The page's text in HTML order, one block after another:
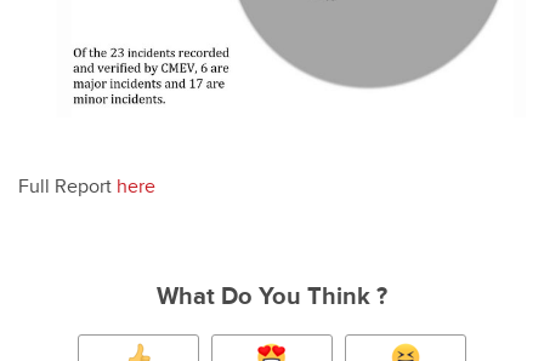
Full Report here
What Do You Think ?